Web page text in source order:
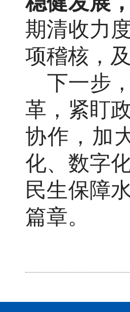
期清收力
项稽核，
下一步
革，紧盯
协作 ，加
化、数字
民生保障
篇章。